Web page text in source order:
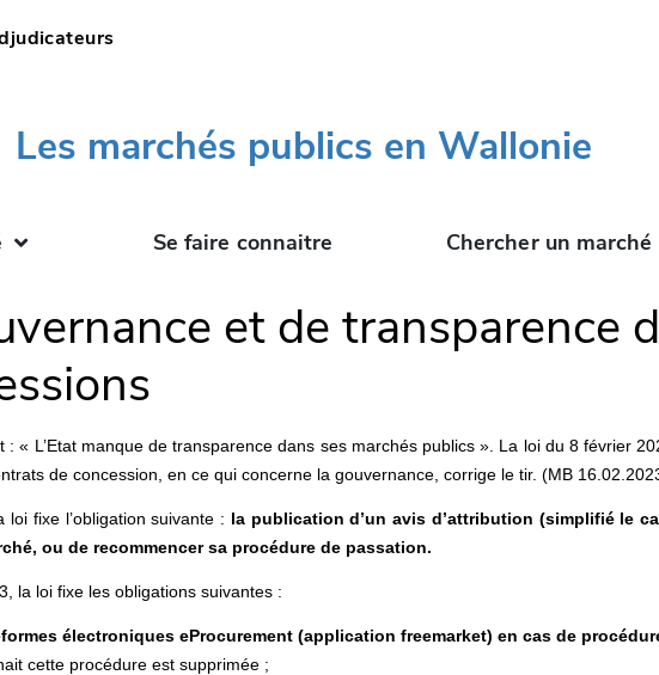
Les marchés publics en Wallonie
Se faire connaitre Chercher un marché
et de transparence
: « L’Etat manque de transparence dans ses marchés publics ». La loi du 8 février
de concession, en ce qui concerne la gouvernance, corrige le tir. (MB
fixe l’obligation suivante : la publication d’un avis d’attribution (simplifié le
ou de recommencer sa procédure de passation.
la loi fixe les obligations suivantes :
électroniques eProcurement (application freemarket) en cas de
cette procédure est supprimée ;